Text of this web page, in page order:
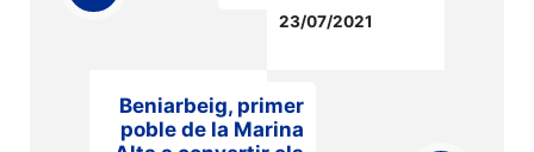
23/07/2021
Beniarbeig, primer
poble de la Marina